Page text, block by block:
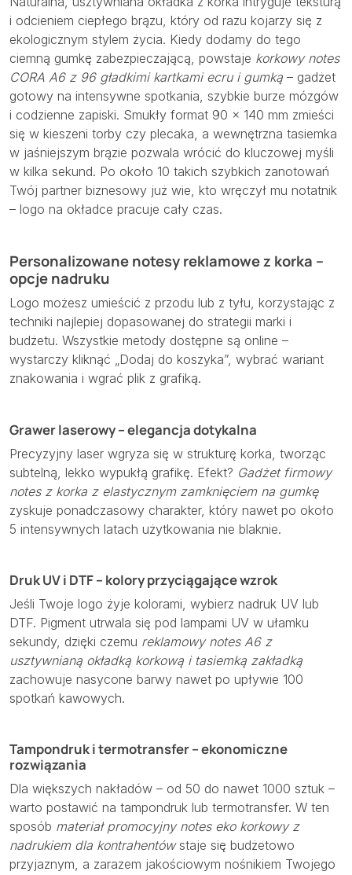
i odcieniem ciepłego brązu, który od razu kojarzy się z
ekologicznym stylem życia. Kiedy dodamy do tego
ciemną gumkę zabezpieczającą, powstaje korkowy notes
CORA A6 z 96 gładkimi kartkami ecru i gumką – gadżet
gotowy na intensywne spotkania, szybkie burze mózgów
i codzienne zapiski. Smukły format 90 × 140 mm zmieści
się w kieszeni torby czy plecaka, a wewnętrzna tasiemka
w jaśniejszym brązie pozwala wrócić do kluczowej myśli
w kilka sekund. Po około 10 takich szybkich zanotowań
Twój partner biznesowy już wie, kto wręczył mu notatnik
– logo na okładce pracuje cały czas.
Personalizowane notesy reklamowe z korka –
opcje nadruku
Logo możesz umieścić z przodu lub z tyłu, korzystając z
techniki najlepiej dopasowanej do strategii marki i
budżetu. Wszystkie metody dostępne są online –
wystarczy kliknąć „Dodaj do koszyka”, wybrać wariant
znakowania i wgrać plik z grafiką.
Grawer laserowy – elegancja dotykalna
Precyzyjny laser wgryza się w strukturę korka, tworząc
subtelną, lekko wypukłą grafikę. Efekt? Gadżet firmowy
notes z korka z elastycznym zamknięciem na gumkę
zyskuje ponadczasowy charakter, który nawet po około
5 intensywnych latach użytkowania nie blaknie.
Druk UV i DTF – kolory przyciągające wzrok
Jeśli Twoje logo żyje kolorami, wybierz nadruk UV lub
DTF. Pigment utrwala się pod lampami UV w ułamku
sekundy, dzięki czemu reklamowy notes A6 z
usztywnianą okładką korkową i tasiemką zakładką
zachowuje nasycone barwy nawet po upływie 100
spotkań kawowych.
Tampondruk i termotransfer – ekonomiczne
rozwiązania
Dla większych nakładów – od 50 do nawet 1000 sztuk –
warto postawić na tampondruk lub termotransfer. W ten
sposób materiał promocyjny notes eko korkowy z
nadrukiem dla kontrahentówstaje się budżetowo
przyjaznym, a zarazem jakościowym nośnikiem Twojego